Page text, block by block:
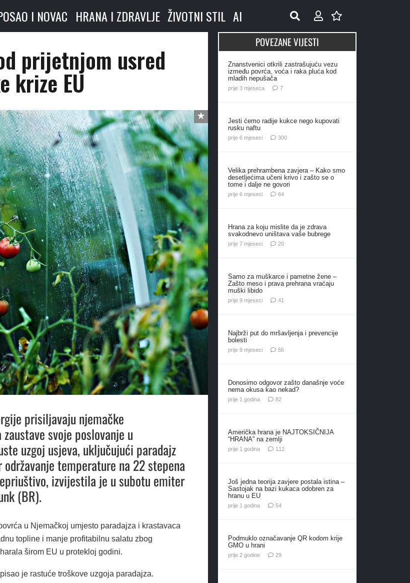
I NOVAC HRANA I ZDRAVLJE ŽIVOTNI STIL AI
prijetnjom usred
krize EU
prisiljavaju njemačke
svoje poslovanje u
uzgoj usjeva, uključujući paradajz
temperature na 22 stepena
izvijestila je u subotu emiter
(BR).
u Njemačkoj umjesto paradajza i krastavaca
topline i manje profitabilnu salatu zbog
širom EU u protekloj godini.
je rastuće troškove uzgoja paradajza.
POVEZANE VIJESTI
Znanstvenici otkrili zastrašujuću vezu
između povrća, voća i raka pluća kod
mladih nepušača
prije 3 mjeseca 7komentara
Jesti ćemo radije kukce nego kupovati
rusku naftu
prije 6 mjeseci 300komentara
Velika prehrambena zavjera – Kako smo
desetljećima učeni krivo i zašto se o
tome i dalje ne govori
prije 6 mjeseci 64komentara
Hrana za koju mislite da je zdrava
svakodnevo uništava vaše bubrege
prije 7 mjeseci 20komentara
Samo za muškarce i pametne žene –
Zašto meso i prava prehrana vraćaju
muški libido
prije 9 mjeseci 41
Najbrži put do mršavljenja i prevencije
bolesti
prije 9 mjeseci 56komentara
Donosimo odgovor zašto današnje voće
nema okusa kao nekad?
prije 1 godina 82komentara
Američka hrana je NAJTOKSIČNIJA
“HRANA” na zemlji
prije 1 godina 112komentara
Još jedna teorija zavjere postala istina –
Sastojak na bazi kukaca odobren za
hranu u EU
prije 1 godina 54komentara
Podmuklo označavanje QR kodom krije
GMO u hrani
prije 2 godine 29komentara